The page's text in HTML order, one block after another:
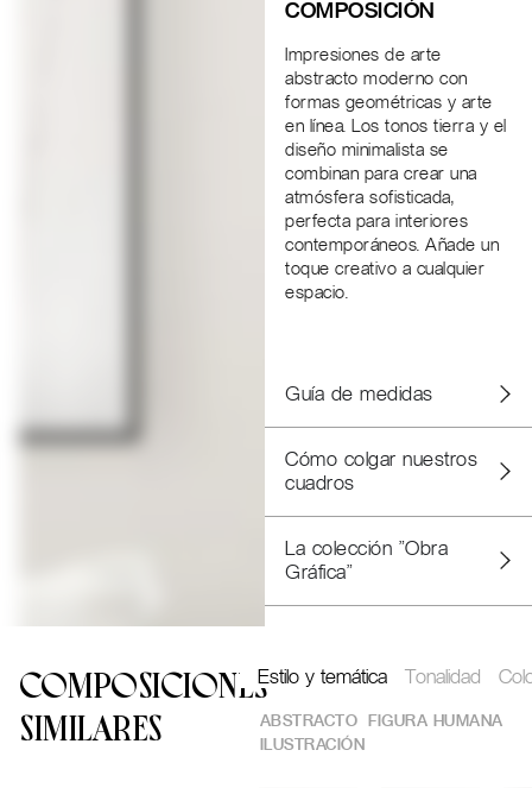
COMPOSICIÓN
Impresiones de arte
abstracto moderno con
formas geométricas y arte
en línea. Los tonos tierra y el
diseño minimalista se
combinan para crear una
atmósfera sofisticada,
perfecta para interiores
contemporáneos. Añade un
toque creativo a cualquier
espacio.
Guía de medidas
Cómo colgar nuestros
cuadros
La colección "Obra
Gráfica"
COMPOSICIONES
SIMILARES
Estilo y temática Tonalidad
ABSTRACTO FIGURA HUMANA
ILUSTRACIÓN